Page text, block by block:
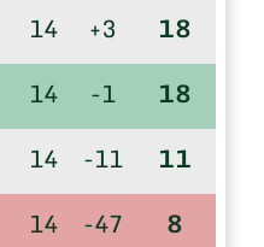
14 +3 18
14 -1 18
14 -11 11
14 -47 8